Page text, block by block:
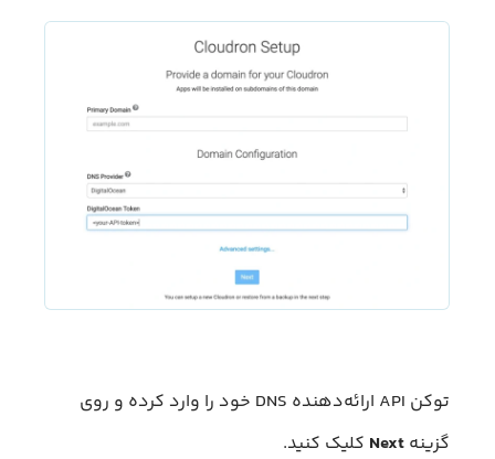
توکن API ارائه‌دهنده DNS خود را وارد کرده و روی
گزینه Next کلیک کنید.